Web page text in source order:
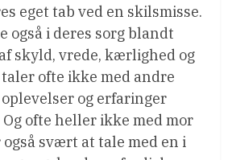
eget tab ved en skilsmisse.
også i deres sorg blandt
skyld, vrede, kærlighed og
ofte ikke med andre
og erfaringer
ofte heller ikke med mor
også svært at tale med en i